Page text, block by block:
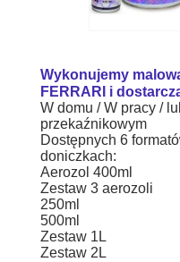
Wykonujemy
FERRARI i
W domu / W pracy /
przekaźnikowym
Dostępnych 6
doniczkach:
Aerozol 400ml
Zestaw 3 aerozoli
250ml
500ml
Zestaw 1L
Zestaw 2L